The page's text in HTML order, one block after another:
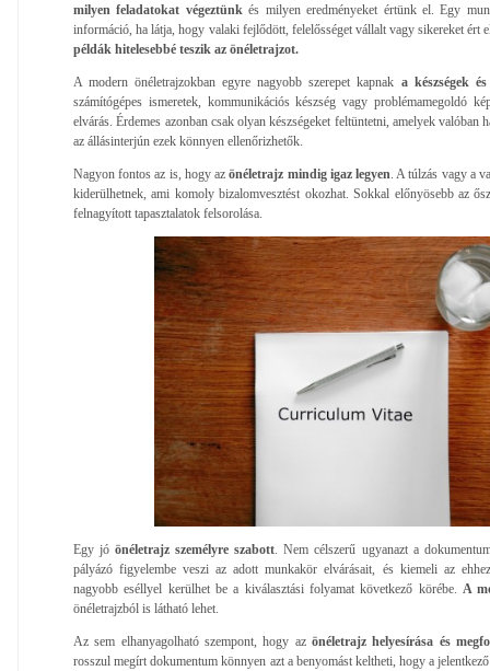
milyen feladatokat végeztünk és milyen eredményeket értünk el. Egy
információ, ha látja, hogy valaki fejlődött, felelősséget vállalt vagy sikereket ért
példák hitelesebbé teszik az önéletrajzot.
A modern önéletrajzokban egyre nagyobb szerepet kapnak a készségek
számítógépes ismeretek, kommunikációs készség vagy problémamegoldó
elvárás. Érdemes azonban csak olyan készségeket feltüntetni, amelyek valóban
az állásinterjún ezek könnyen ellenőrizhetők.
Nagyon fontos az is, hogy azönéletrajz mindig igaz legyen . A túlzás vagy a
kiderülhetnek, ami komoly bizalomvesztést okozhat. Sokkal előnyösebb az
felnagyított tapasztalatok felsorolása.
Egy jóönéletrajz személyre szabott . Nem célszerű ugyanazt a
pályázó figyelembe veszi az adott munkakör elvárásait, és kiemeli az
nagyobb eséllyel kerülhet be a kiválasztási folyamat következő körébe. A
önéletrajzból is látható lehet.
Az sem elhanyagolható szempont, hogy az önéletrajz helyesírása és
rosszul megírt dokumentum könnyen azt a benyomást keltheti, hogy a